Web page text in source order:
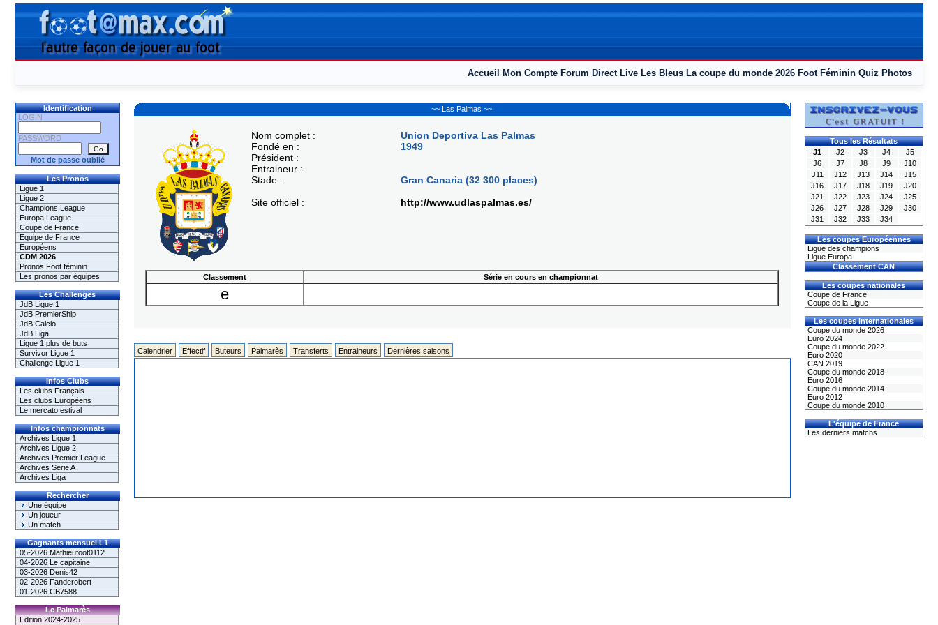
Accueil Mon Compte Forum Direct Live Les Bleus La coupe du monde 2026 Foot Féminin Quiz Photos
Identification
LOGIN
PASSWORD
Mot de passe oublié
Les Pronos
Ligue 1
Ligue 2
Champions League
Europa League
Coupe de France
Equipe de France
Européens
CDM 2026
Pronos Foot féminin
Les pronos par équipes
Les Challenges
JdB Ligue 1
JdB PremierShip
JdB Calcio
JdB Liga
Ligue 1 plus de buts
Survivor Ligue 1
Challenge Ligue 1
Infos Clubs
Les clubs Français
Les clubs Européens
Le mercato estival
Infos championnats
Archives Ligue 1
Archives Ligue 2
Archives Premier League
Archives Serie A
Archives Liga
Rechercher
Une équipe
Un joueur
Un match
Gagnants mensuel L1
05-2026 Mathieufoot0112
04-2026 Le capitaine
03-2026 Denis42
02-2026 Fanderobert
01-2026 CB7588
Le Palmarès
Edition 2024-2025
~~ Las Palmas ~~
Nom complet :
Fondé en :
Président :
Entraineur :
Stade :
Site officiel :
Union Deportiva Las Palmas
1949
Gran Canaria (32 300 places)
http://www.udlaspalmas.es/
Classement Série en cours en championnat
e
Calendrier Effectif Buteurs Palmarès Transferts Entraineurs Dernières saisons
Tous les Résultats
J1
J2 J3 J4
J5
J6
J7 J8 J9
J10
J11
J12 J13 J14
J15
J16
J17 J18 J19
J20
J21
J22 J23 J24
J25
J26
J27 J28 J29
J30
J31
J32 J33 J34
Les coupes Européennes
Ligue des champions
Ligue Europa
Classement CAN
Les coupes nationales
Coupe de France
Coupe de la Ligue
Les coupes internationales
Coupe du monde 2026
Euro 2024
Coupe du monde 2022
Euro 2020
CAN 2019
Coupe du monde 2018
Euro 2016
Coupe du monde 2014
Euro 2012
Coupe du monde 2010
L'équipe de France
Les derniers matchs